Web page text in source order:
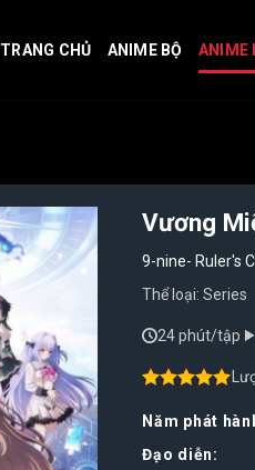
TRANG CHỦ ANIME BỘ ANIME
Vương
9-nine- Ruler's
Thể loại: Series
24 phút/tập
5Năm phát
Đạo diễn: